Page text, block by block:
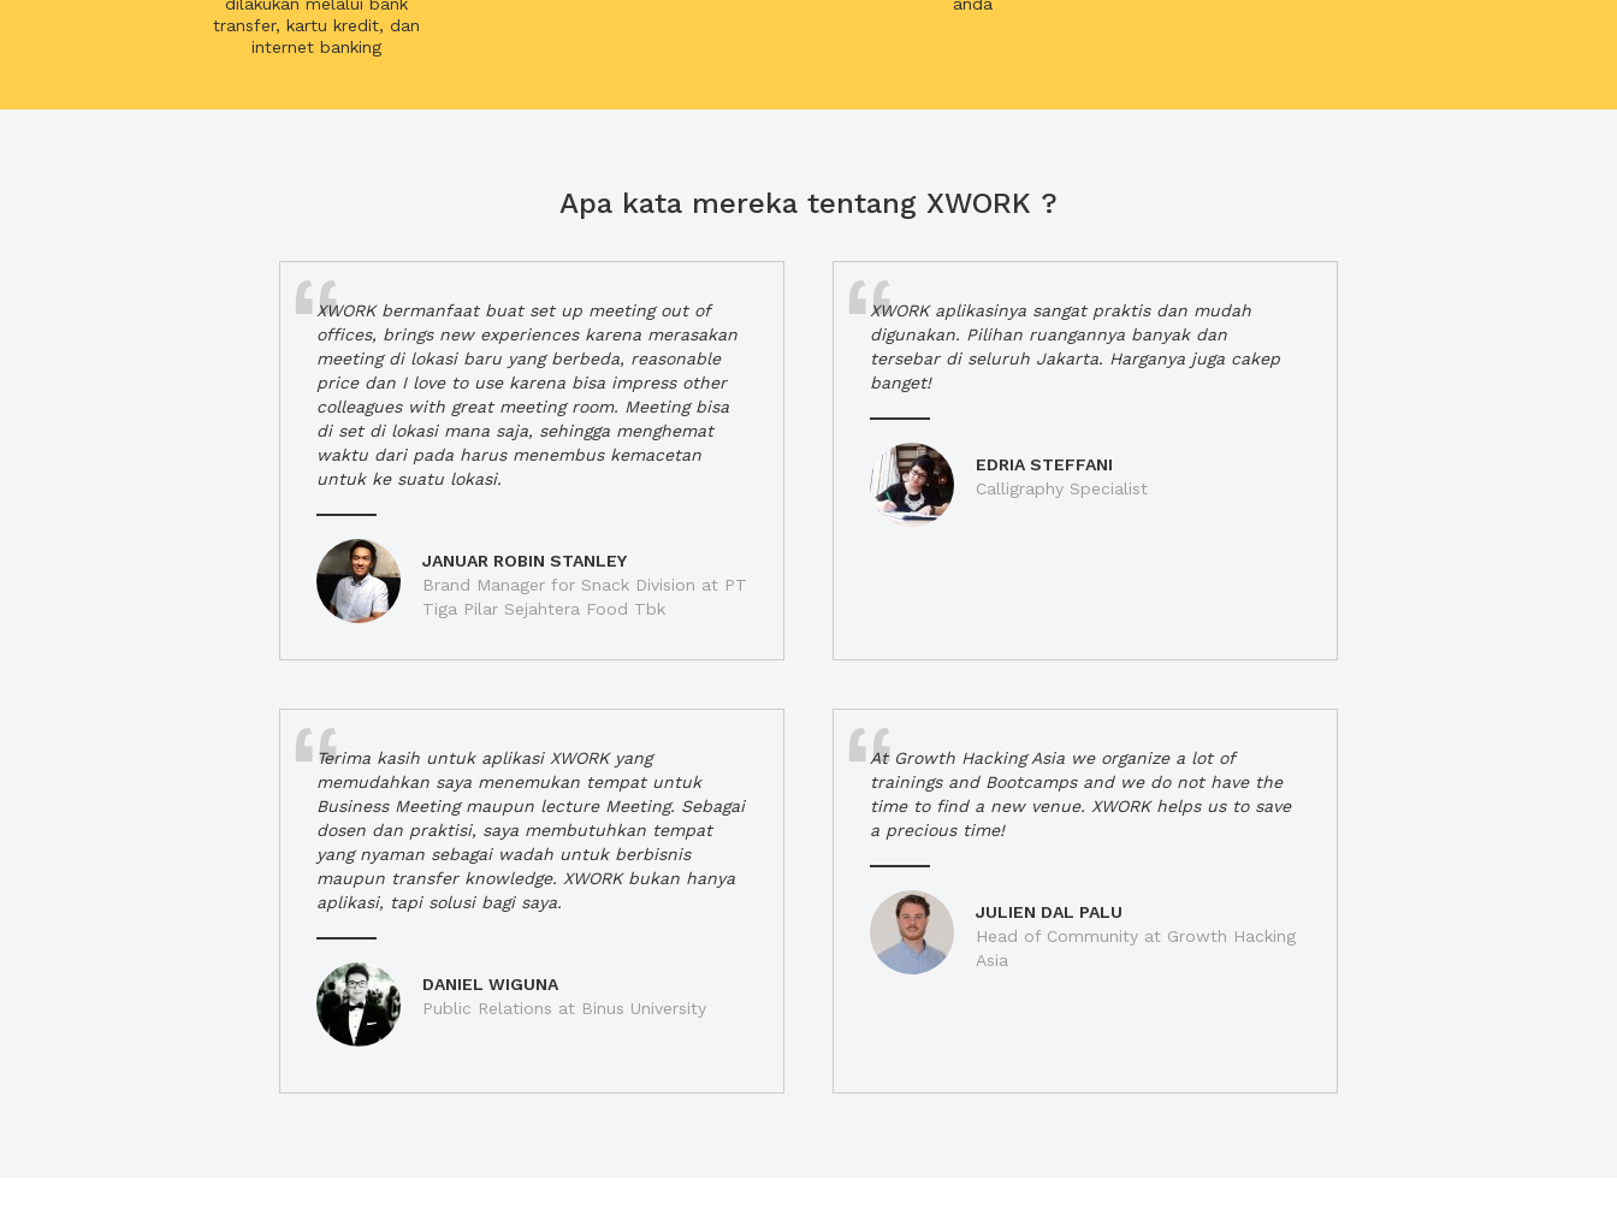
transfer, kartu kredit, dan
internet banking
Apa kata mereka tentang XWORK ?
XWORK bermanfaat buat set up meeting out of
offices, brings new experiences karena merasakan
meeting di lokasi baru yang berbeda, reasonable
price dan I love to use karena bisa impress other
colleagues with great meeting room. Meeting bisa
di set di lokasi mana saja, sehingga menghemat
waktu dari pada harus menembus kemacetan
untuk ke suatu lokasi.
JANUAR ROBIN STANLEY
Brand Manager for Snack Division at PT
Tiga Pilar Sejahtera Food Tbk
XWORK aplikasinya sangat praktis dan mudah
digunakan. Pilihan ruangannya banyak dan
tersebar di seluruh Jakarta. Harganya juga cakep
banget!
EDRIA STEFFANI
Calligraphy Specialist
Terima kasih untuk aplikasi XWORK yang
memudahkan saya menemukan tempat untuk
Business Meeting maupun lecture Meeting. Sebagai
dosen dan praktisi, saya membutuhkan tempat
yang nyaman sebagai wadah untuk berbisnis
maupun transfer knowledge. XWORK bukan hanya
aplikasi, tapi solusi bagi saya.
DANIEL WIGUNA
Public Relations at Binus University
At Growth Hacking Asia we organize a lot of
trainings and Bootcamps and we do not have the
time to find a new venue. XWORK helps us to save
a precious time!
JULIEN DAL PALU
Head of Community at Growth Hacking
Asia